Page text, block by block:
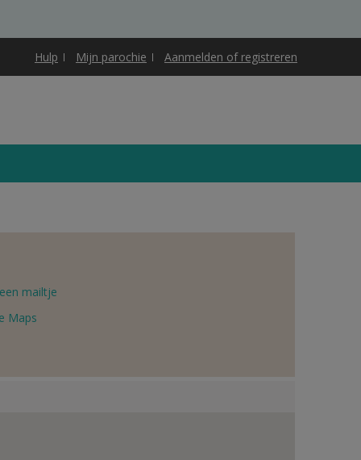
Hulp Mijn parochie Aanmelden of registreren
mailtje
Maps